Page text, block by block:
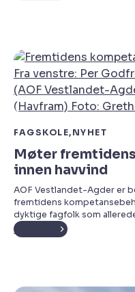
FAGSKOLE NYHET
Møter
innen havvind
AOF Vestlandet-Agder er
fremtidens
dyktige fagfolk som
ferd med å avslutte en
kvalifikasjoner og sikre at
Les mer